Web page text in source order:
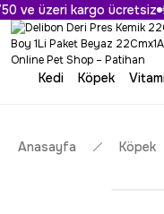
üzeri kargo ücretsiz ₺
Kedi Köpek
Anasayfa Köpek